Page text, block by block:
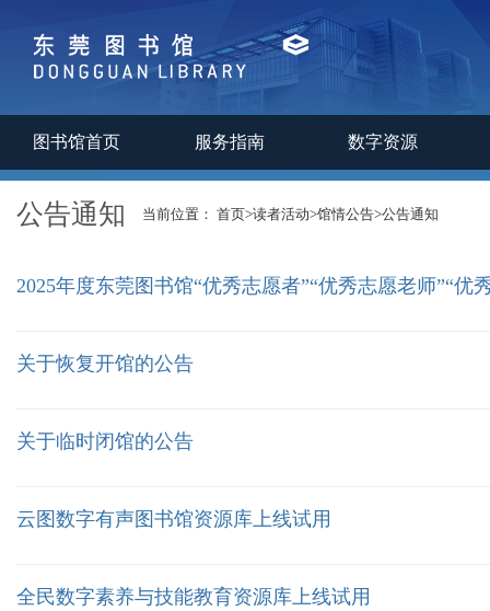
图书馆首页 服务指南 数字资源
公告通知 当前位置： 首页>读者活动>馆情公告>公告通知
2025年度东莞图书馆“优秀志愿者”“优秀志愿老师”“优
关于恢复开馆的公告
关于临时闭馆的公告
云图数字有声图书馆资源库上线试用
全民数字素养与技能教育资源库上线试用